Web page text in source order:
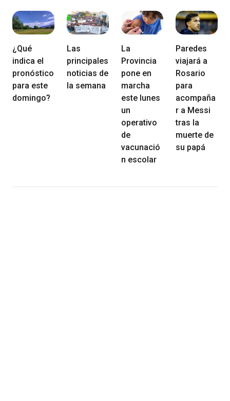
¿Qué
indica el
pronóstico
para este
domingo?
Las
principales
noticias de
la semana
La
Provincia
pone en
marcha
este lunes
un
operativo
de
vacunació
n escolar
Paredes
viajará a
Rosario
para
acompaña
r a Messi
tras la
muerte de
su papá